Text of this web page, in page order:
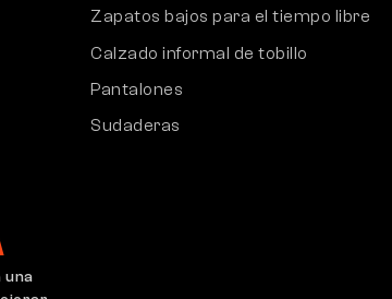
Zapatos bajos para el tiempo libre
Calzado informal de tobillo
Pantalones
Sudaderas
una